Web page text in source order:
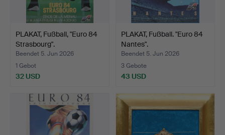
PLAKAT, Fußball, "Euro 84
Strasbourg".
Beendet 5. Jun 2026
1 Gebot
32 USD
PLAKAT, Fußball. "Euro 84
Nantes".
Beendet 5. Jun 2026
3 Gebote
43 USD